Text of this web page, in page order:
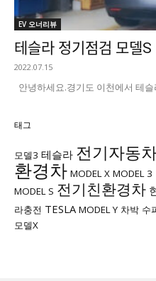
EV 오너리뷰
테슬라 정기점검
2022.07.15
안녕하세요. ​경기도 이천에서 테
태그
모델3 테슬라 전기자동
환경차 MODEL X MODEL 3
MODEL S 전기친환경차
라충전 TESLA MODEL Y 차박 수
모델X